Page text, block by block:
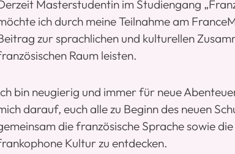
Masterstudentin im Studiengang
ich durch meine Teilnahme am
zur sprachlichen und kulturellen
Raum leisten.
bin neugierig und immer für neue
darauf, euch alle zu Beginn des neuen
die französische Sprache sowie
Kultur zu entdecken.